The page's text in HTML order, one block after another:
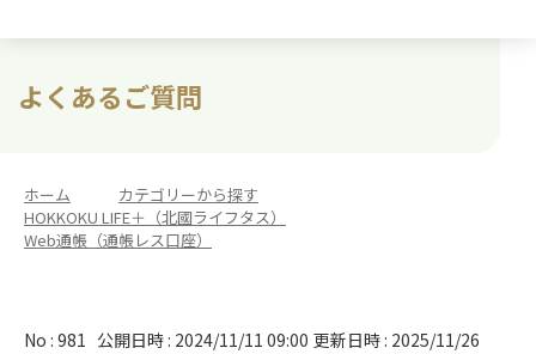
よくあるご質問
ホーム カテゴリーから探す
HOKKOKU LIFE＋（北國ライフタス）
Web通帳（通帳レス口座）
No : 981 公開日時 : 2024/11/11 09:00 更新日時 : 2025/11/26